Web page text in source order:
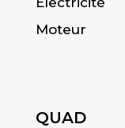
Moteur
QUAD